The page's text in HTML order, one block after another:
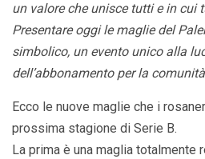
un valore che unisce tutti e in cui
Presentare oggi le maglie del
simbolico, un evento unico alla
dell’abbonamento per la
Ecco le nuove maglie che i
prossima stagione di Serie B.
La prima è una maglia totalmente